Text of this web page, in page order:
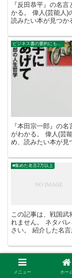
『反田恭平』の名
かる。 偉人(芸能人)
読みたい本が見つか
ビジネス書の要約にもなる名言集
『本田宗一郎』の
がわかる。 偉人(芸
め、読みたい本が見
■集めた名言2万以上
この記事は、戦国
れません。 ネタバ
さい。 紹介した名
メニュー ホー